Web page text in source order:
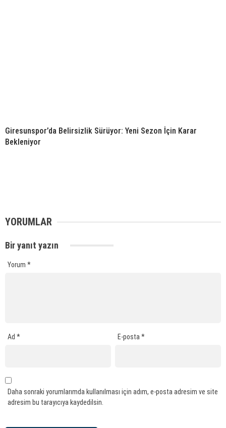
Giresunspor’da Belirsizlik Sürüyor: Yeni Sezon İçin Karar
Bekleniyor
YORUMLAR
Bir yanıt yazın
Yorum *
Ad * E-posta*
Daha sonraki yorumlarımda kullanılması için adım, e-posta adresim ve site
adresim bu tarayıcıya kaydedilsin.